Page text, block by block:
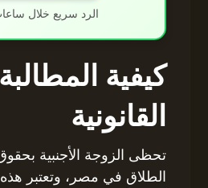
الرد سريع خلال
كيفية
القانونية
تحظى الزوجة الأجنبية بحقوق
الطلاق في مصر، وتعتبر